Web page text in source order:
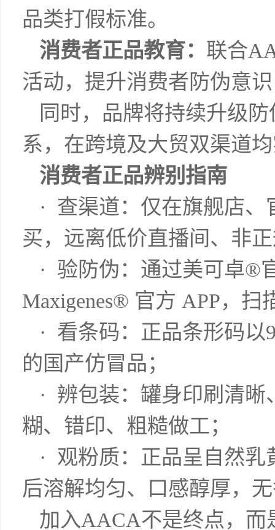
品类打假标准。
消费者正品教育： 联合
活动，提升消费者防伪意
同时，品牌将持续升级
系，在跨境及大贸双渠道
消费者正品辨别指南
· 查渠道：仅在旗舰店
买，远离低价直播间、非
· 验防伪：通过美可卓®
Maxigenes® 官方 APP，
· 看条码：正品条形码以
的国产仿冒品；
· 辨包装：罐身印刷清
糊、错印、粗糙做工；
· 观粉质：正品呈自然
后溶解均匀、口感醇厚，
加入AACA不是终点，而